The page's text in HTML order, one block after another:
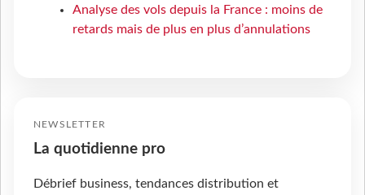
Analyse des vols depuis la France : moins de
retards mais de plus en plus d’annulations
NEWSLETTER
La quotidienne pro
Débrief business, tendances distribution et